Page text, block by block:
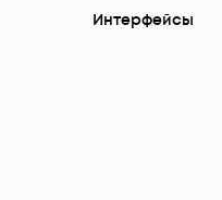
Интерфейсы